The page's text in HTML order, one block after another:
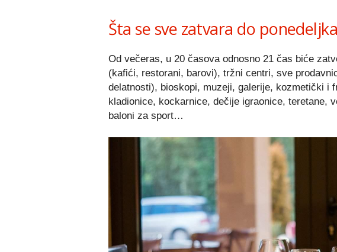
Šta se sve zatvara do ponedeljka
Od večeras, u 20 časova odnosno 21 čas biće
(kafići, restorani, barovi), tržni centri, sve
delatnosti), bioskopi, muzeji, galerije, kozmetički i
kladionice, kockarnice, dečije igraonice, teretane,
baloni za sport…